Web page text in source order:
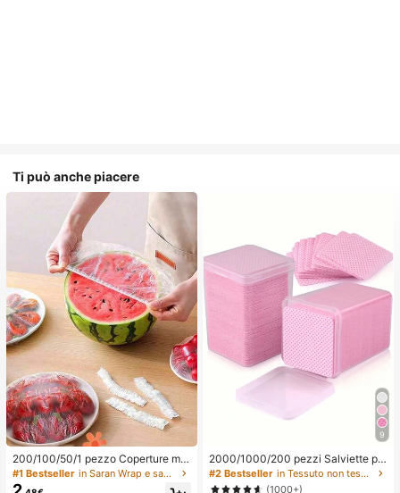
Ti può anche piacere
200/100/50/1 pezzo Coperture mo
nouso in pellicola trasparente per al
imenti, Coperture per doccia, Sacc
#1 Bestseller in Saran Wrap e sacchetti di plastica
9
2000/1000/200 pezzi Salviette pe
r la pulizia delle unghie - Tamponi p
rofessionali senza pelucchi per rim
#2 Bestseller
in Tessuto non tessuto Strumenti per la rimozione
(1000+)